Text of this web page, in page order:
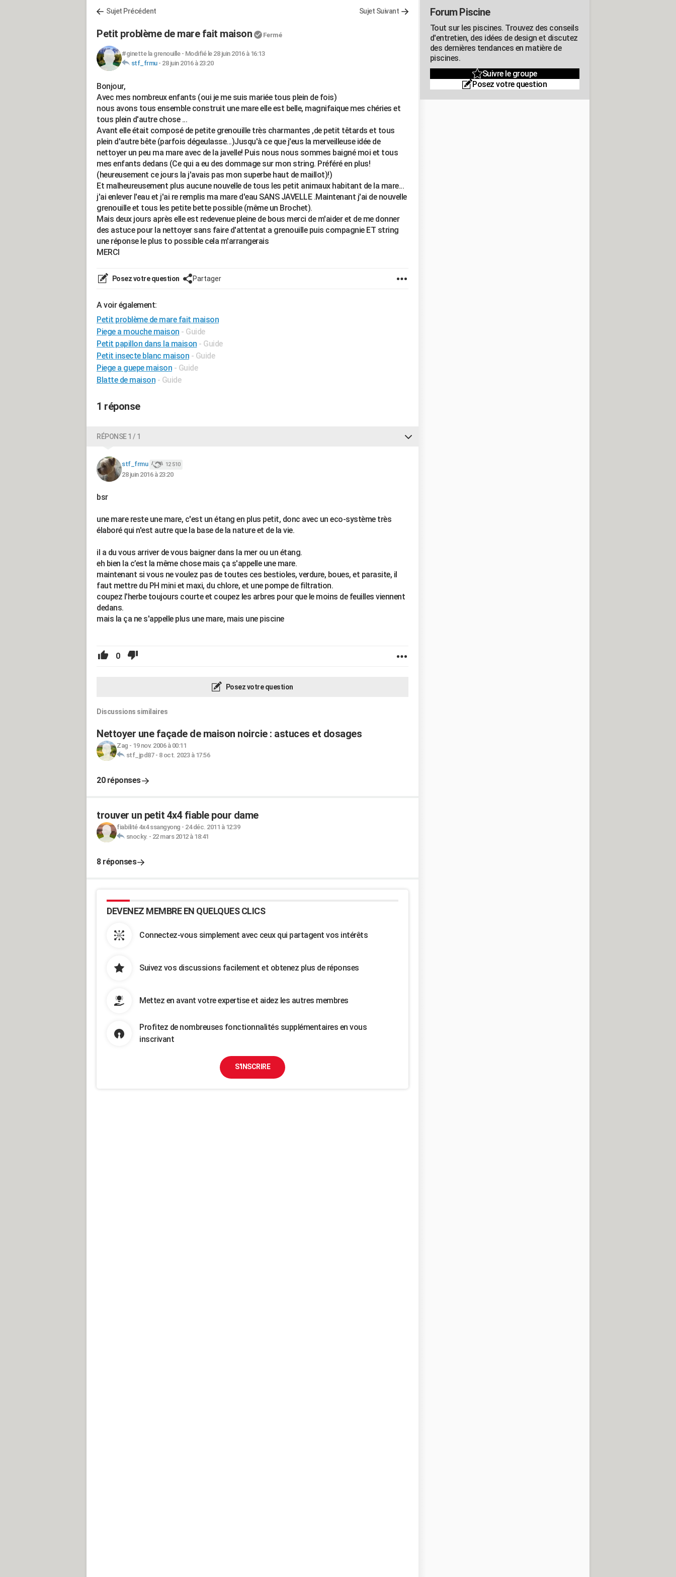
Sujet Précédent Sujet Suivant
Petit problème de mare fait maison Fermé
#ginette la grenouille- Modifié le 28 juin 2016 à 16:13
stf_frmu- 28 juin 2016 à 23:20
Bonjour,
Avec mes nombreux enfants (oui je me suis mariée tous plein de fois)
nous avons tous ensemble construit une mare elle est belle, magnifaique mes chéries et
tous plein d'autre chose ...
Avant elle était composé de petite grenouille très charmantes ,de petit têtards et tous
plein d'autre bête (parfois dégeulasse...)Jusqu'à ce que j'eus la merveilleuse idée de
nettoyer un peu ma mare avec de la javelle! Puis nous nous sommes baigné moi et tous
mes enfants dedans (Ce qui a eu des dommage sur mon string. Préféré en plus!
(heureusement ce jours la j'avais pas mon superbe haut de maillot)!)
Et malheureusement plus aucune nouvelle de tous les petit animaux habitant de la mare...
j'ai enlever l'eau et j'ai re remplis ma mare d'eau SANS JAVELLE .Maintenant j'ai de nouvelle
grenouille et tous les petite bette possible (même un Brochet).
Mais deux jours après elle est redevenue pleine de bous merci de m'aider et de me donner
des astuce pour la nettoyer sans faire d'attentat a grenouille puis compagnie ET string
une réponse le plus to possible cela m'arrangerais
MERCI
Posez votre question Partager
A voir également:
Petit problème de mare fait maison
Piege a mouche maison - Guide
Petit papillon dans la maison - Guide
Petit insecte blanc maison - Guide
Piege a guepe maison - Guide
Blatte de maison - Guide
1 réponse
RÉPONSE 1 / 1
stf_frmu 12 510
28 juin 2016 à 23:20
bsr
une mare reste une mare, c'est un étang en plus petit, donc avec un eco-système très
élaboré qui n'est autre que la base de la nature et de la vie.
il a du vous arriver de vous baigner dans la mer ou un étang.
eh bien la c’est la même chose mais ça s'appelle une mare.
maintenant si vous ne voulez pas de toutes ces bestioles, verdure, boues, et parasite, il
faut mettre du PH mini et maxi, du chlore, et une pompe de filtration.
coupez l'herbe toujours courte et coupez les arbres pour que le moins de feuilles viennent
dedans.
mais la ça ne s'appelle plus une mare, mais une piscine
0
Posez votre question
Discussions similaires
Nettoyer une façade de maison noircie : astuces et dosages
Zag - 19 nov. 2006 à 00:11
stf_jpd87- 8 oct. 2023 à 17:56
20 réponses
trouver un petit 4x4 fiable pour dame
fiabilité 4x4 ssangyong - 24 déc. 2011 à 12:39
snocky. - 22 mars 2012 à 18:41
8 réponses
DEVENEZ MEMBRE EN QUELQUES CLICS
Connectez-vous simplement avec ceux qui partagent vos intérêts
Suivez vos discussions facilement et obtenez plus de réponses
Mettez en avant votre expertise et aidez les autres membres
Profitez de nombreuses fonctionnalités supplémentaires en vous
inscrivant
S'INSCRIRE
Forum Piscine
Tout sur les piscines. Trouvez des conseils
d'entretien, des idées de design et discutez
des dernières tendances en matière de
piscines.
Suivre le groupe
Posez votre question